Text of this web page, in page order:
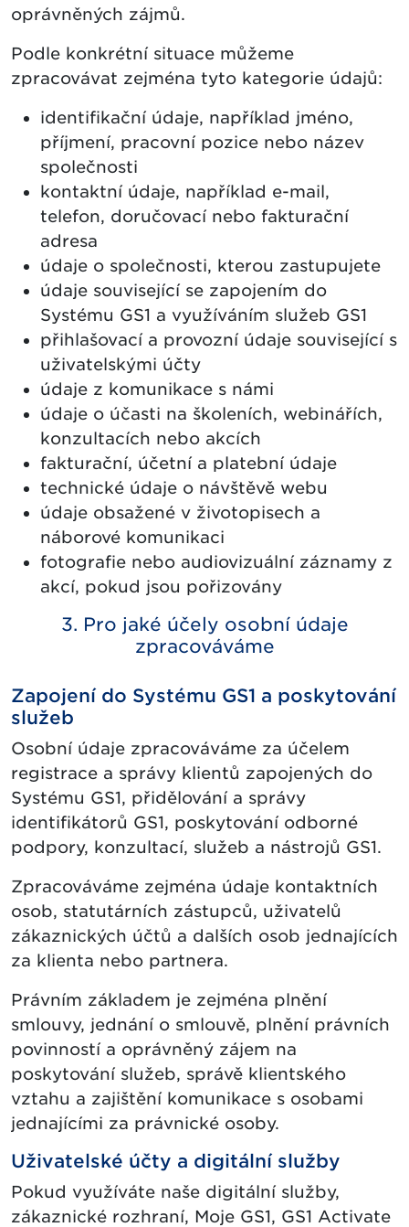
oprávněných zájmů.
Podle konkrétní situace můžeme
zpracovávat zejména tyto kategorie údajů:
identifikační údaje, například jméno,
příjmení, pracovní pozice nebo název
společnosti
kontaktní údaje, například e-mail,
telefon, doručovací nebo fakturační
adresa
údaje o společnosti, kterou zastupujete
údaje související se zapojením do
Systému GS1 a využíváním služeb GS1
přihlašovací a provozní údaje související s
uživatelskými účty
údaje z komunikace s námi
údaje o účasti na školeních, webinářích,
konzultacích nebo akcích
fakturační, účetní a platební údaje
technické údaje o návštěvě webu
údaje obsažené v životopisech a
náborové komunikaci
fotografie nebo audiovizuální záznamy z
akcí, pokud jsou pořizovány
3. Pro jaké účely osobní údaje
zpracováváme
Zapojení do Systému GS1 a poskytování
služeb
Osobní údaje zpracováváme za účelem
registrace a správy klientů zapojených do
Systému GS1, přidělování a správy
identifikátorů GS1, poskytování odborné
podpory, konzultací, služeb a nástrojů GS1.
Zpracováváme zejména údaje kontaktních
osob, statutárních zástupců, uživatelů
zákaznických účtů a dalších osob jednajících
za klienta nebo partnera.
Právním základem je zejména plnění
smlouvy, jednání o smlouvě, plnění právních
povinností a oprávněný zájem na
poskytování služeb, správě klientského
vztahu a zajištění komunikace s osobami
jednajícími za právnické osoby.
Uživatelské účty a digitální služby
Pokud využíváte naše digitální služby,
zákaznické rozhraní, Moje GS1, GS1 Activate